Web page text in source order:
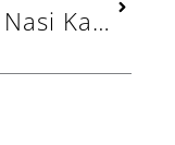
Paket Nasi Kafarat untuk Santri RTQ Waladun Sholeh: Energi Baru Menghapal Al-Qur’an